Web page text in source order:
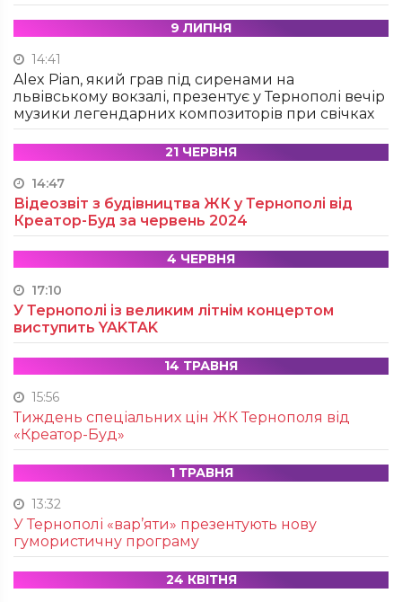
9 ЛИПНЯ
14:41
Alex Pian, який грав під сиренами на
львівському вокзалі, презентує у Тернополі вечір
музики легендарних композиторів при свічках
21 ЧЕРВНЯ
14:47
Відеозвіт з будівництва ЖК у Тернополі від
Креатор-Буд за червень 2024
4 ЧЕРВНЯ
17:10
У Тернополі із великим літнім концертом
виступить YAKTAK
14 ТРАВНЯ
15:56
Тиждень спеціальних цін ЖК Тернополя від
«Креатор-Буд»
1 ТРАВНЯ
13:32
У Тернополі «вар’яти» презентують нову
гумористичну програму
24 КВІТНЯ